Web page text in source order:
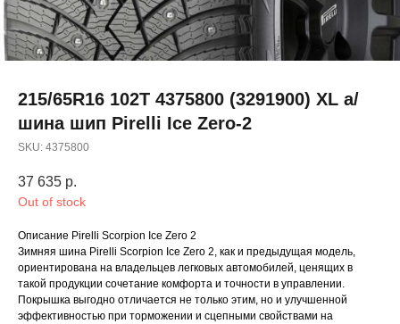
215/65R16 102T 4375800 (3291900) XL а/
шина шип Pirelli Ice Zero-2
SKU: 4375800
37 635 р.
Out of stock
Описание Pirelli Scorpion Ice Zero 2
Зимняя шина Pirelli Scorpion Ice Zero 2, как и предыдущая модель,
ориентирована на владельцев легковых автомобилей, ценящих в
такой продукции сочетание комфорта и точности в управлении.
Покрышка выгодно отличается не только этим, но и улучшенной
эффективностью при торможении и сцепными свойствами на